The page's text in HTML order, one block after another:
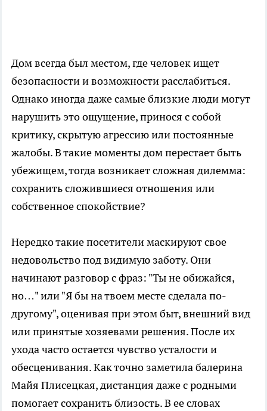
Дом всегда был местом, где человек ищет
безопасности и возможности расслабиться.
Однако иногда даже самые близкие люди могут
нарушить это ощущение, принося с собой
критику, скрытую агрессию или постоянные
жалобы. В такие моменты дом перестает быть
убежищем, тогда возникает сложная дилемма:
сохранить сложившиеся отношения или
собственное спокойствие?
Нередко такие посетители маскируют свое
недовольство под видимую заботу. Они
начинают разговор с фраз: "Ты не обижайся,
но…" или "Я бы на твоем месте сделала по-
другому", оценивая при этом быт, внешний вид
или принятые хозяевами решения. После их
ухода часто остается чувство усталости и
обесценивания. Как точно заметила балерина
Майя Плисецкая, дистанция даже с родными
помогает сохранить близость. В ее словах